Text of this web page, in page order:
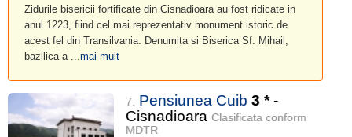
Zidurile bisericii fortificate din Cisnadioara au fost ridicate in
anul 1223, fiind cel mai reprezentativ monument istoric de
acest fel din Transilvania. Denumita si Biserica Sf. Mihail,
bazilica a ...mai mult
7. Pensiunea Cuib 3 * -
Cisnadioara Clasificata conform
MDTR